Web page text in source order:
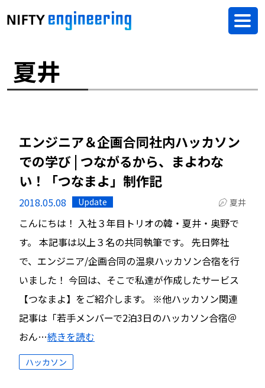
夏井
エンジニア＆企画合同社内ハッカソン
での学び | つながるから、まよわな
い！「つなまよ」制作記
2018.05.08 Update 夏井
こんにちは！ 入社３年目トリオの韓・夏井・奥野で
す。 本記事は以上３名の共同執筆です。 先日弊社
で、エンジニア/企画合同の温泉ハッカソン合宿を行
いました！ 今回は、そこで私達が作成したサービス
【つなまよ】をご紹介します。 ※他ハッカソン関連
記事は「若手メンバーで2泊3日のハッカソン合宿＠
おん…続きを読む
ハッカソン